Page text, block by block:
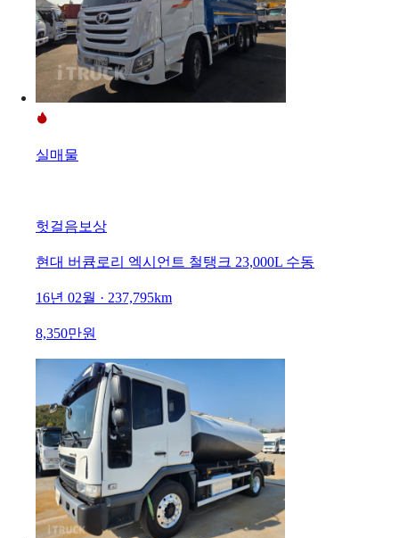
실매물
헛걸음보상
현대 버큠로리 엑시언트 철탱크 23,000L 수동
16년 02월 · 237,795km
8,350만원